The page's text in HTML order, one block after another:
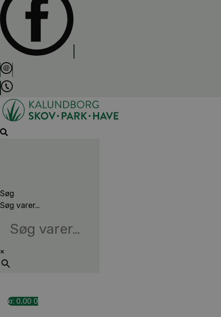
Søg
Søg varer…
×
kr. 0,00 0